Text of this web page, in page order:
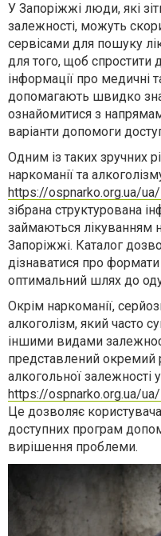
У Запоріжжі люди, які
залежності, можуть
сервісами для пошуку
для того, щоб спростити
інформації про медичні
допомагають швидко
ознайомитися з
варіанти допомоги
Одним із таких зручних
наркоманії та
https://ospnarko.org.ua/
зібрана структурована
займаються лікуванням
Запоріжжі. Каталог
дізнаватися про
оптимальний шлях до
Окрім наркоманії,
алкоголізм, який часто
іншими видами
представлений окремий
алкогольної залежності
https://ospnarko.org.ua/
Це дозволяє
доступних програм
вирішення проблеми.